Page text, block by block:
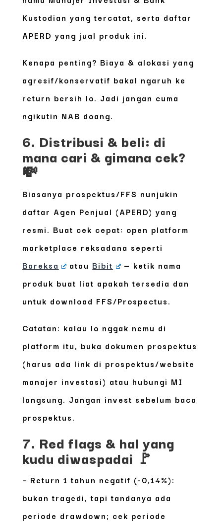
Kustodian yang tercatat, serta daftar
APERD yang jual produk ini.
Kenapa penting? Biaya & alokasi yang
agresif/konservatif bakal ngaruh ke
return bersih lo. Jadi jangan cuma
ngikutin NAB doang.
6. Distribusi & beli: di
mana cari & gimana cek?
💸
Biasanya prospektus/FFS nunjukin
daftar Agen Penjual (APERD) yang
resmi. Buat cek cepat: open platform
marketplace reksadana seperti
Bareksa
atau Bibit
— ketik nama
produk buat liat apakah tersedia dan
untuk download FFS/Prospectus.
Catatan: kalau lo nggak nemu di
platform itu, buka dokumen prospektus
(harus ada link di prospektus/website
manajer investasi) atau hubungi MI
langsung. Jangan invest sebelum baca
prospektus.
7. Red flags & hal yang
kudu diwaspadai 🚩
– Return 1 tahun negatif (-0,14%):
bukan tragedi, tapi tandanya ada
periode drawdown; cek periode